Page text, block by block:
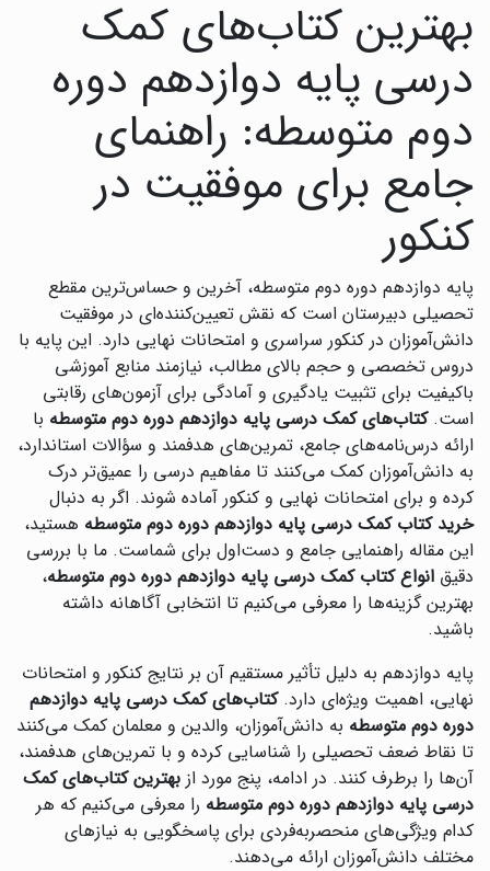
بهترین کتاب‌های کمک
درسی پایه دوازدهم دوره
دوم متوسطه: راهنمای
جامع برای موفقیت در
کنکور
پایه دوازدهم دوره دوم متوسطه، آخرین و حساس‌ترین مقطع
تحصیلی دبیرستان است که نقش تعیین‌کننده‌ای در موفقیت
دانش‌آموزان در کنکور سراسری و امتحانات نهایی دارد. این پایه با
دروس تخصصی و حجم بالای مطالب، نیازمند منابع آموزشی
باکیفیت برای تثبیت یادگیری و آمادگی برای آزمون‌های رقابتی
است.کتاب‌های کمک درسی پایه دوازدهم دوره دوم متوسطه با
ارائه درس‌نامه‌های جامع، تمرین‌های هدفمند و سؤالات استاندارد،
به دانش‌آموزان کمک می‌کنند تا مفاهیم درسی را عمیق‌تر درک
کرده و برای امتحانات نهایی و کنکور آماده شوند. اگر به دنبال
خرید کتاب کمک درسی پایه دوازدهم دوره دوم متوسطه هستید،
این مقاله راهنمایی جامع و دست‌اول برای شماست. ما با بررسی
دقیق انواع کتاب کمک درسی پایه دوازدهم دوره دوم متوسطه،
بهترین گزینه‌ها را معرفی می‌کنیم تا انتخابی آگاهانه داشته
باشید.
پایه دوازدهم به دلیل تأثیر مستقیم آن بر نتایج کنکور و امتحانات
نهایی، اهمیت ویژه‌ای دارد.کتاب‌های کمک درسی پایه دوازدهم
دوره دوم متوسطه به دانش‌آموزان، والدین و معلمان کمک می‌کنند
تا نقاط ضعف تحصیلی را شناسایی کرده و با تمرین‌های هدفمند،
آن‌ها را برطرف کنند. در ادامه، پنج مورد از بهترین کتاب‌های کمک
درسی پایه دوازدهم دوره دوم متوسطه را معرفی می‌کنیم که هر
کدام ویژگی‌های منحصربه‌فردی برای پاسخگویی به نیازهای
مختلف دانش‌آموزان ارائه می‌دهند.